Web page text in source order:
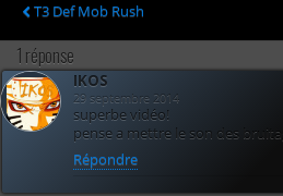
T3 Def Mob Rush
1 réponse
IKOS
29 septembre 2014
superbe vidéo!
pense a mettre le son des
Répondre